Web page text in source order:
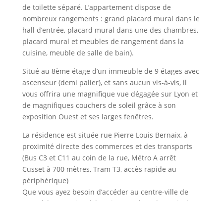
de toilette séparé. L’appartement dispose de
nombreux rangements : grand placard mural dans le
hall d’entrée, placard mural dans une des chambres,
placard mural et meubles de rangement dans la
cuisine, meuble de salle de bain).
Situé au 8ème étage d’un immeuble de 9 étages avec
ascenseur (demi palier), et sans aucun vis-à-vis, il
vous offrira une magnifique vue dégagée sur Lyon et
de magnifiques couchers de soleil grâce à son
exposition Ouest et ses larges fenêtres.
La résidence est située rue Pierre Louis Bernaix, à
proximité directe des commerces et des transports
(Bus C3 et C11 au coin de la rue, Métro A arrêt
Cusset à 700 mètres, Tram T3, accès rapide au
périphérique)
Que vous ayez besoin d’accéder au centre-ville de